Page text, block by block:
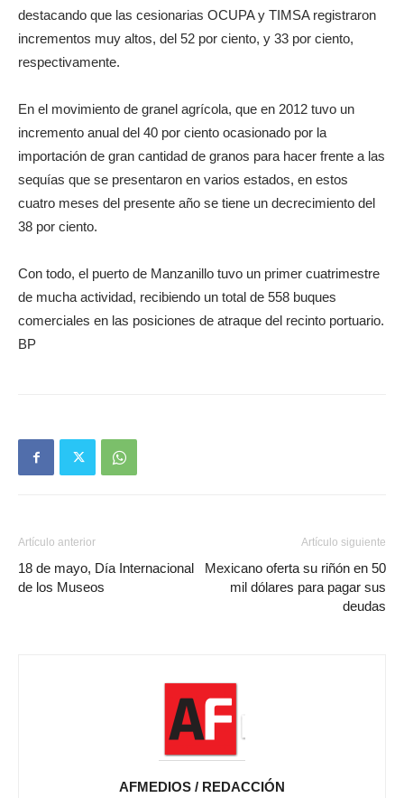
destacando que las cesionarias OCUPA y TIMSA registraron
incrementos muy altos, del 52 por ciento, y 33 por ciento,
respectivamente.
En el movimiento de granel agrícola, que en 2012 tuvo un
incremento anual del 40 por ciento ocasionado por la
importación de gran cantidad de granos para hacer frente a las
sequías que se presentaron en varios estados, en estos
cuatro meses del presente año se tiene un decrecimiento del
38 por ciento.
Con todo, el puerto de Manzanillo tuvo un primer cuatrimestre
de mucha actividad, recibiendo un total de 558 buques
comerciales en las posiciones de atraque del recinto portuario.
BP
Artículo anterior
18 de mayo, Día Internacional
de los Museos
Artículo siguiente
Mexicano oferta su riñón en 50
mil dólares para pagar sus
deudas
AFMEDIOS / REDACCIÓN